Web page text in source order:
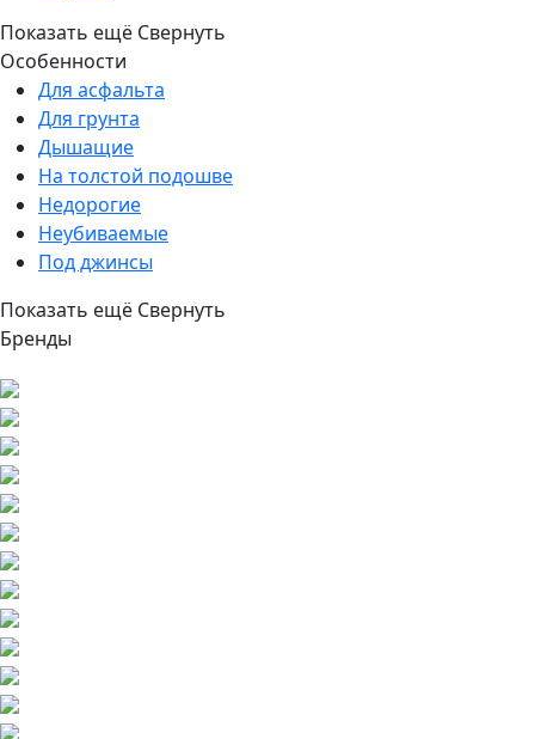
Показать ещё Свернуть
Особенности
Для асфальта
Для грунта
Дышащие
На толстой подошве
Недорогие
Неубиваемые
Под джинсы
Показать ещё Свернуть
Бренды